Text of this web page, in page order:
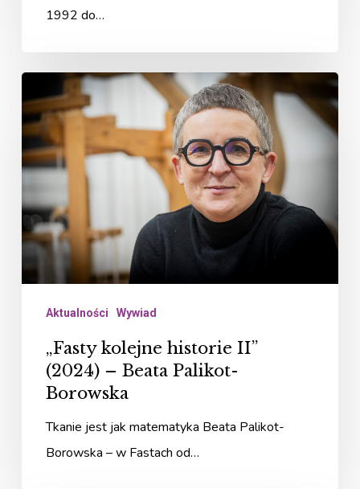
1992 do…
kolejne
historie
II”
(2024)
–
Beata
Palikot-
Borowska
Aktualności Wywiad
„Fasty kolejne historie II”
(2024) – Beata Palikot-
Borowska
Tkanie jest jak matematyka Beata Palikot-
Borowska – w Fastach od…